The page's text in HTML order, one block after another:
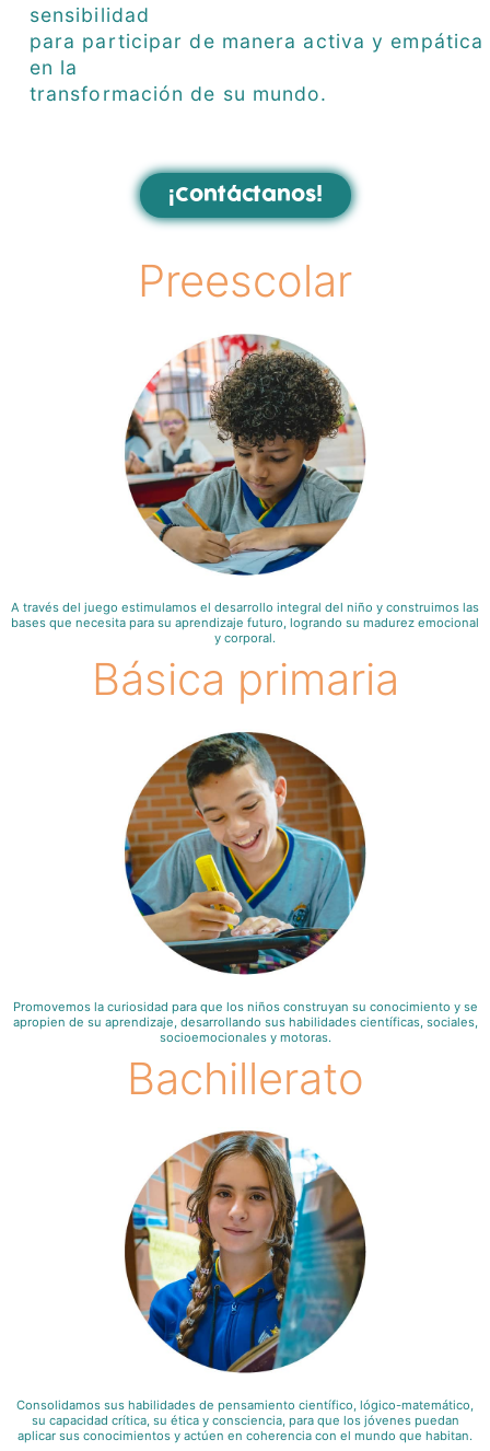
sensibilidad
para participar de manera activa y empática
en la
transformación de su mundo.
¡Contáctanos!
Preescolar
A través del juego estimulamos el desarrollo integral del niño y construimos las
bases que necesita para su aprendizaje futuro, logrando su madurez emocional
y corporal.
Básica primaria
Promovemos la curiosidad para que los niños construyan su conocimiento y se
apropien de su aprendizaje, desarrollando sus habilidades científicas, sociales,
socioemocionales y motoras.
Bachillerato
Consolidamos sus habilidades de pensamiento científico, lógico-matemático,
su capacidad crítica, su ética y consciencia, para que los jóvenes puedan
aplicar sus conocimientos y actúen en coherencia con el mundo que habitan.